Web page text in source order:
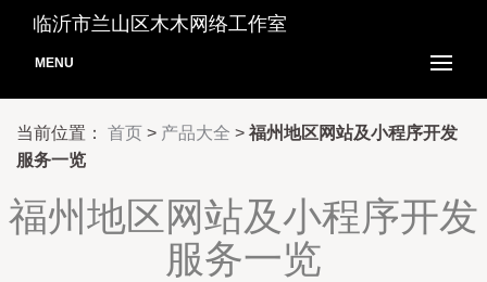
临沂市兰山区木木网络工作室
MENU
当前位置： 首页 > 产品大全 > 福州地区网站及小程序开发
服务一览
福州地区网站及小程序开发
服务一览